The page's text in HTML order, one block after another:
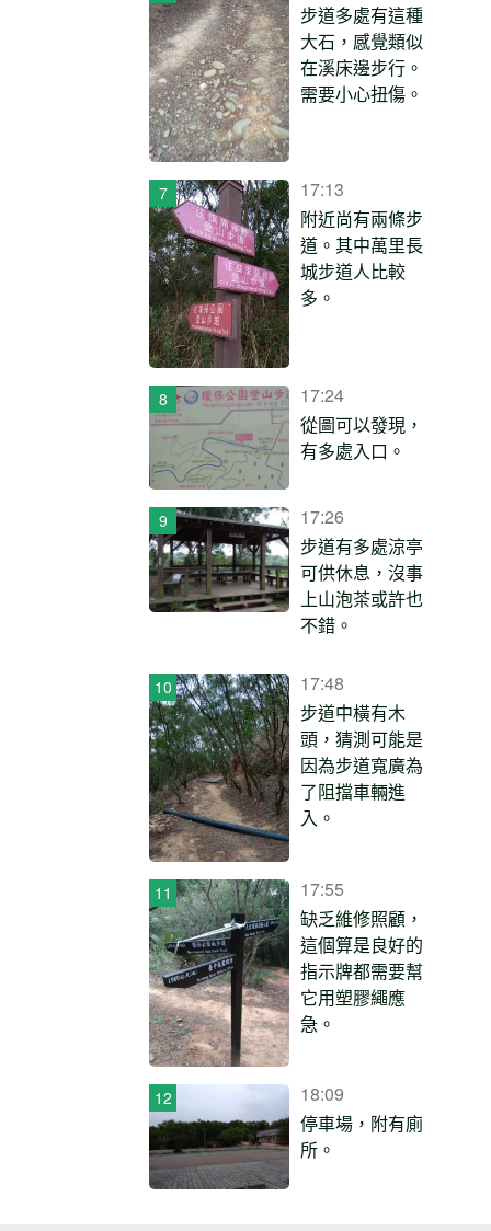
步道多處有這種
大石，感覺類似
在溪床邊步行。
需要小心扭傷。
17:13
附近尚有兩條步
道。其中萬里長
城步道人比較
多。
17:24
從圖可以發現，
有多處入口。
17:26
步道有多處涼亭
可供休息，沒事
上山泡茶或許也
不錯。
17:48
步道中橫有木
頭，猜測可能是
因為步道寬廣為
了阻擋車輛進
入。
17:55
缺乏維修照顧，
這個算是良好的
指示牌都需要幫
它用塑膠繩應
急。
18:09
停車場，附有廁
所。